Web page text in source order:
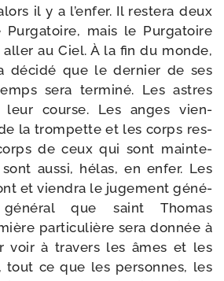
il y a l’enfer. Il res­te­ra deux
mais le Purgatoire
au Ciel. À la fin du monde,
déci­dé que le der­nier de ses
sera ter­mi­né. Les astres
leur course. Les anges vien­
la trom­pette et les corps res­
de ceux qui sont main­te­
aus­si, hélas, en enfer. Les
et vien­dra le juge­ment géné­
que saint Thomas
par­ti­cu­lière sera don­née à
voir à tra­vers les âmes et les
tout ce que les per­sonnes, les